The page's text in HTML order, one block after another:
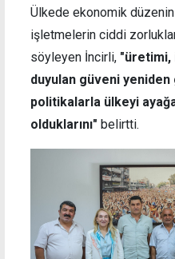
Ülkede ekonomik
işletmelerin ciddi
söyleyen İncirli, "üretimi,
duyulan güveni
politikalarla ülkeyi
olduklarını" belirtti.